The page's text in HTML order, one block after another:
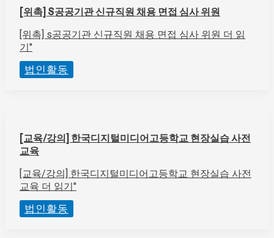
[위촉] S공공기관 신규직원 채용 면접 심사 위원
[위촉] s공공기관 신규직원 채용 면접 심사 위원 더 읽
기"
법인활동
[교육/강의] 한국디지털미디어고등학교 현장실습 사전
교육
[교육/강의] 한국디지털미디어고등학교 현장실습 사전
교육 더 읽기"
법인활동